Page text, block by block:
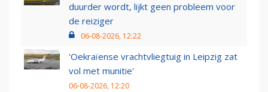
duurder wordt, lijkt geen probleem voor
de reiziger
06-08-2026, 12:22
'Oekraïense vrachtvliegtuig in Leipzig zat
vol met munitie'
06-08-2026, 12:20